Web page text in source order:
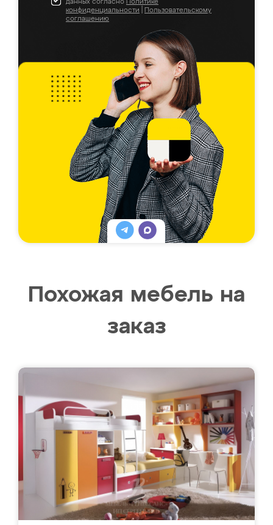
данных согласно Политике
конфиденциальности
Пользовательскому
соглашению
Похожая мебель на
заказ